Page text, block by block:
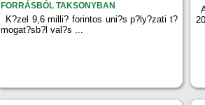
FORRÁSBÓL TAKSONYBAN
K?zel 9,6 milli? forintos uni?s p?ly?zati t?
mogat?sb?l val?s ...